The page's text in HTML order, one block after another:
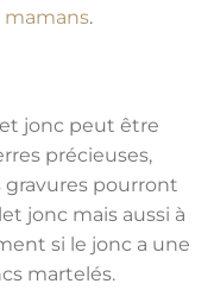
mamans.
jonc peut être
précieuses,
pourront
jonc mais aussi à
si le jonc a une
martelés.